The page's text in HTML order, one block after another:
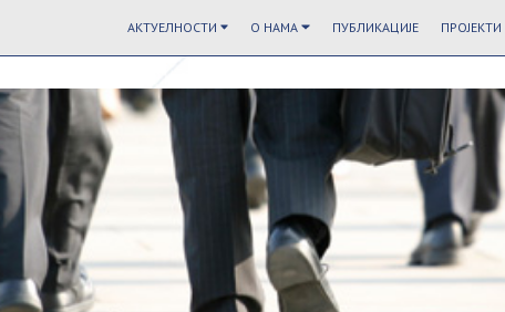
АКТУЕЛНОСТИ О НАМА ПУБЛИКАЦИЈЕ ПРОЈЕКТИ